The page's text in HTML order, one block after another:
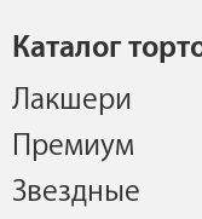
Каталог
Лакшери
Премиум
Звездные